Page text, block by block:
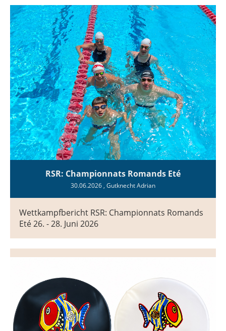
RSR: Championnats Romands Eté
30.06.2026 , Gutknecht Adrian
Wettkampfbericht RSR: Championnats Romands
Eté 26. - 28. Juni 2026